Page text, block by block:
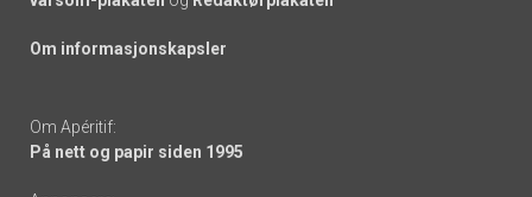
Om informasjonskapsler
Om Apéritif:
På nett og papir siden 1995